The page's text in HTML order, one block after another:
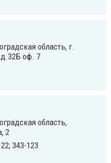
область, г.
д.32Б оф. 7
область,
2
343-123